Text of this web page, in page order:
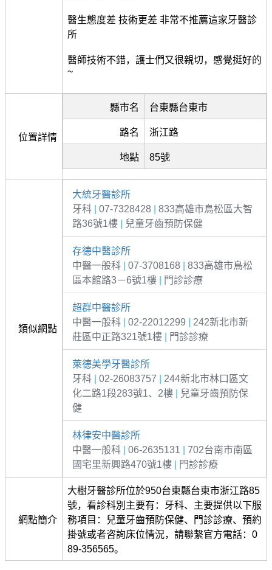
醫生態度差 技術更差 非常不推薦這家牙醫診
所
醫師技術不錯，護士們又很親切，感覺挺好的
~
位置詳情
縣市名 台東縣台東市
路名 浙江路
地點 85號
類似網點
大統牙醫診所
牙科
07-7328428
833高雄市鳥松區大智
路36號1樓
兒童牙齒預防保健
存德中醫診所
中醫一般科
07-3708168
833高雄市鳥松
區本館路3－6號1樓
門診診療
超群中醫診所
中醫一般科
02-22012299
242新北市新
莊區中正路321號1樓
門診診療
萊德美學牙醫診所
牙科
02-26083757
244新北市林口區文
化二路1段283號1、2樓
兒童牙齒預防保
健
林律安中醫診所
中醫一般科
06-2635131
702台南市南區
國宅里新興路470號1樓
門診診療
網點簡介
大樹牙醫診所位於950台東縣台東市浙江路85
號，看診科別主要有：牙科、主要提供以下服
務項目：兒童牙齒預防保健、門診診療、預約
掛號或者咨詢床位情況，請聯繫官方電話：0
89-356565。